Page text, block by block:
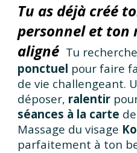
Tu as déjà créé
personnel et ton
aligné Tu
ponctuel pour faire
de vie challengeant.
déposer, ralentir
séances à la carte de
Massage du visage
parfaitement à ton